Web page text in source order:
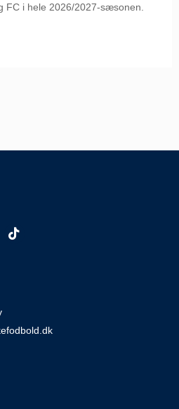
FC i hele 2026/2027-sæsonen.